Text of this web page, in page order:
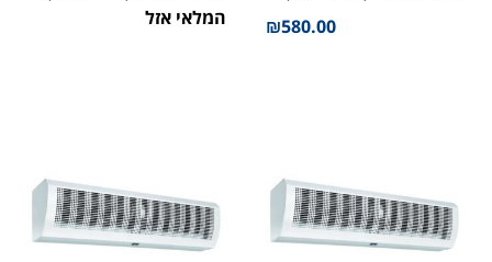
₪580.00
המלאי אזל